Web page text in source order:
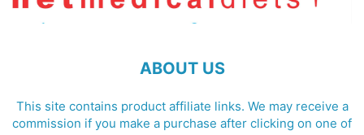
ABOUT US
This site contains product affiliate links. We may receive a
commission if you make a purchase after clicking on one of